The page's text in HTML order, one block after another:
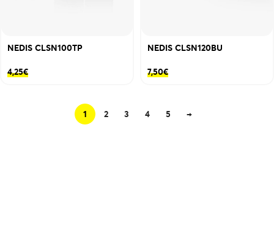
NEDIS CLSN100TP
4,25€
NEDIS CLSN120BU
7,50€
1 2 3 4 5 →